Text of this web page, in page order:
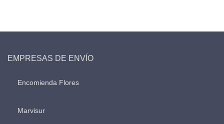
EMPRESAS DE ENVÍO
Encomienda Flores
Marvisur